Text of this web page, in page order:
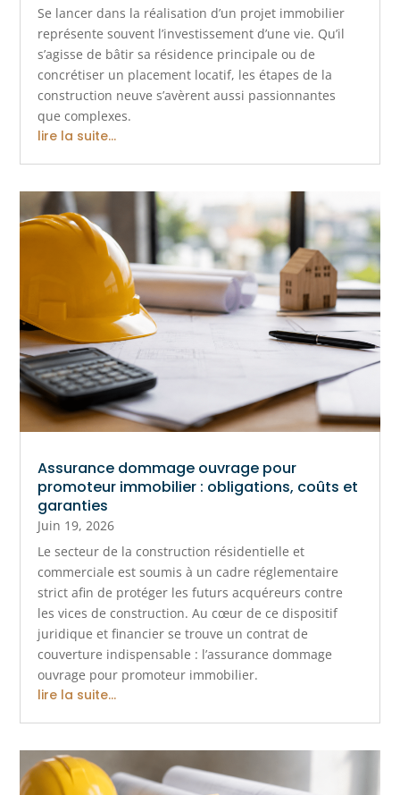
Se lancer dans la réalisation d’un projet immobilier
représente souvent l’investissement d’une vie. Qu’il
s’agisse de bâtir sa résidence principale ou de
concrétiser un placement locatif, les étapes de la
construction neuve s’avèrent aussi passionnantes
que complexes.
lire la suite...
Assurance dommage ouvrage pour
promoteur immobilier : obligations, coûts et
garanties
Juin 19, 2026
Le secteur de la construction résidentielle et
commerciale est soumis à un cadre réglementaire
strict afin de protéger les futurs acquéreurs contre
les vices de construction. Au cœur de ce dispositif
juridique et financier se trouve un contrat de
couverture indispensable : l’assurance dommage
ouvrage pour promoteur immobilier.
lire la suite...